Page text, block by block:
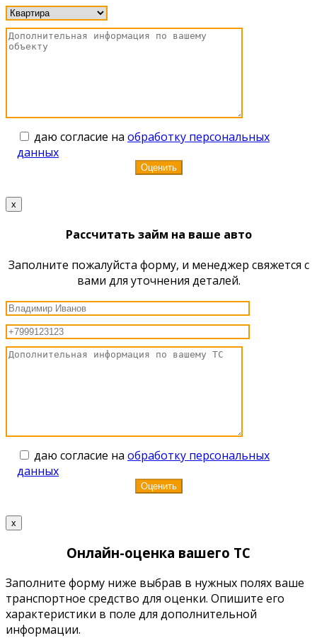
даю согласие на обработку персональных
данных
x
Рассчитать займ на ваше авто
Заполните пожалуйста форму, и менеджер свяжется с
вами для уточнения деталей.
даю согласие на обработку персональных
данных
x
Онлайн-оценка вашего ТС
Заполните форму ниже выбрав в нужных полях ваше
транспортное средство для оценки. Опишите его
характеристики в поле для дополнительной
информации.